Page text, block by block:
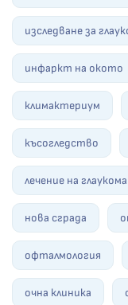
изследване за
инфаркт на окото
климактериум
късогледство
лечение на глаукома
нова сграда
офталмология
очна клиника